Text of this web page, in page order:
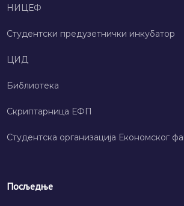
НИЦЕФ
Студентски предузетнички инкубатор
ЦИД
Библиотека
Скриптарница ЕФП
Студентска организација Економског
Посљедње